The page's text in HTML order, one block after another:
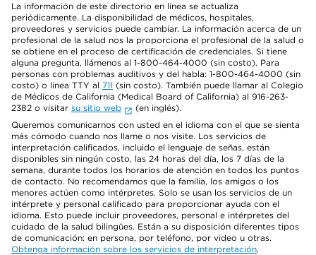
La información de este directorio en línea se actualiza
periódicamente. La disponibilidad de médicos, hospitales,
proveedores y servicios puede cambiar. La información acerca de un
profesional de la salud nos la proporciona el profesional de la salud o
se obtiene en el proceso de certificación de credenciales. Si tiene
alguna pregunta, llámenos al 1-800-464-4000 (sin costo). Para
personas con problemas auditivos y del habla: 1-800-464-4000 (sin
costo) o línea TTY al 711 (sin costo). También puede llamar al Colegio
de Médicos de California (Medical Board of California) al 916-263-
2382 o visitar su sitio web
(en inglés).
Queremos comunicarnos con usted en el idioma con el que se sienta
más cómodo cuando nos llame o nos visite. Los servicios de
interpretación calificados, incluido el lenguaje de señas, están
disponibles sin ningún costo, las 24 horas del día, los 7 días de la
semana, durante todos los horarios de atención en todos los puntos
de contacto. No recomendamos que la familia, los amigos o los
menores actúen como intérpretes. Solo se usan los servicios de un
intérprete y personal calificado para proporcionar ayuda con el
idioma. Esto puede incluir proveedores, personal e intérpretes del
cuidado de la salud bilingües. Están a su disposición diferentes tipos
de comunicación: en persona, por teléfono, por video u otras.
Obtenga información sobre los servicios de interpretación.